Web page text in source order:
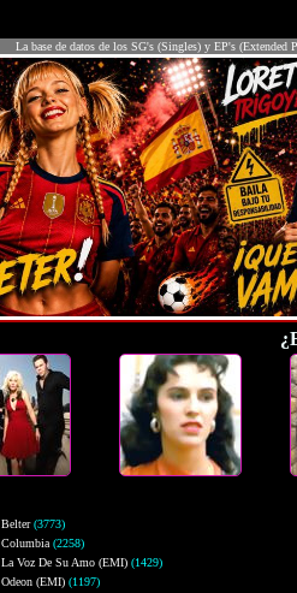
La base de datos de los SG's (Singles) y EP's (Extended
Belter(3773)
Columbia(2258)
La Voz De Su Amo (EMI)(1429)
Odeon (EMI)(1197)